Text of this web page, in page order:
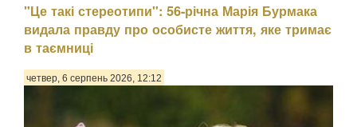
"Це такі стереотипи": 56-річна Марія Бурмака
видала правду про особисте життя, яке тримає
в таємниці
четвер, 6 серпень 2026, 12:12